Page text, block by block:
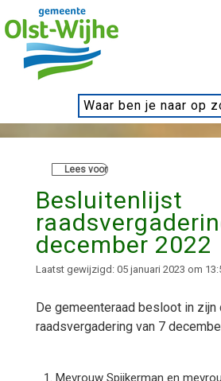
Lees voor
Besluitenlijst
december 2022
Laatst gewijzigd: 05 januari 2023 om
De gemeenteraad besloot in zijn
raadsvergadering van 7
Mevrouw Spijkerman en